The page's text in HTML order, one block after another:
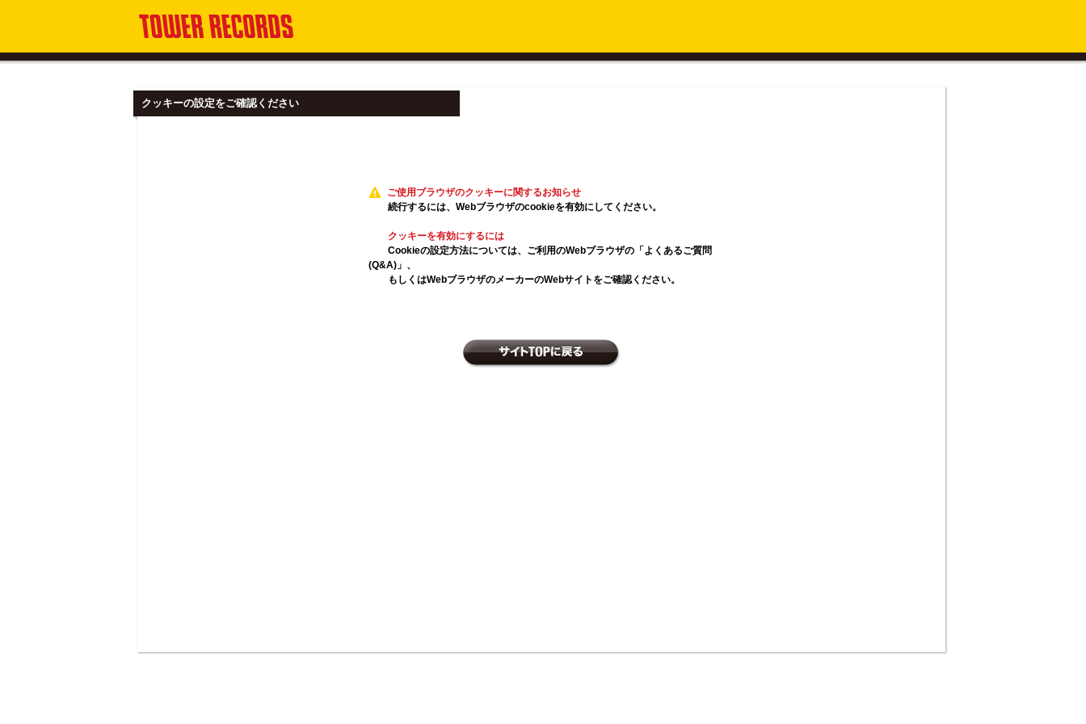
クッキーの設定をご確認ください
ご使用ブラウザのクッキーに関するお知らせ
続行するには、Webブラウザのcookieを有効にしてください。
クッキーを有効にするには
Cookieの設定方法については、ご利用のWebブラウザの「よくあるご質問
(Q&A)」、
もしくはWebブラウザのメーカーのWebサイトをご確認ください。